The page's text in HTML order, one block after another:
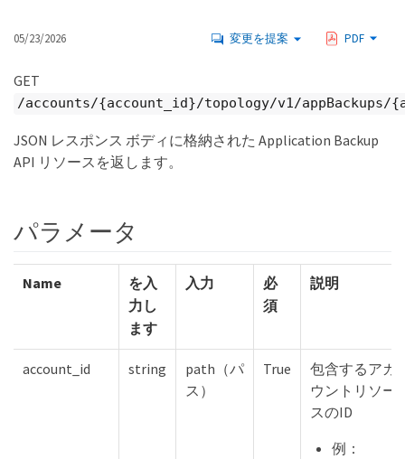
05/23/2026 変更を提案 PDF
GET
/accounts/{account_id}/topology/v1/appBackups/
JSON レスポンス ボディに格納された Application Backup
API リソースを返します。
パラメータ
Name
を入
力し
ます
入力
必
須
説明
account_id string
path（パ
ス）
True
包含するアカ
ウントリソー
スのID
例：